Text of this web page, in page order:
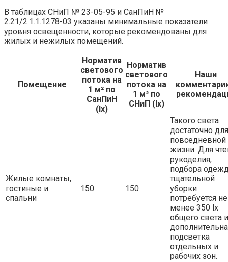
В таблицах СНиП № 23-05-95 и СанПиН №
2.21/2.1.1.1278-03 указаны минимальные показатели
уровня освещенности, которые рекомендованы для
жилых и нежилых помещений.
Помещение
Норматив
светового
потока на
1 м² по
СанПиН
(lx)
Норматив
светового
потока на
1 м² по
СНиП (lx)
Наши
Жилые комнаты,
гостиные и
спальни
150 150
Такого света
достаточно для
повседневной
жизни. Для
рукоделия,
подбора
тщательной
уборки
потребуется не
менее 350 lx
общего света
подсветка
отдельных и
рабочих зон.